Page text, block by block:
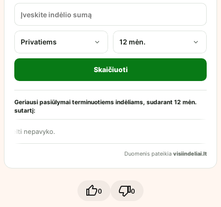
0 0